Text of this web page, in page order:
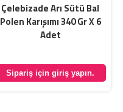
Çelebizade Arı Sütü Bal
Polen Karışımı 340 Gr X 6
Adet
Sipariş için giriş yapın.